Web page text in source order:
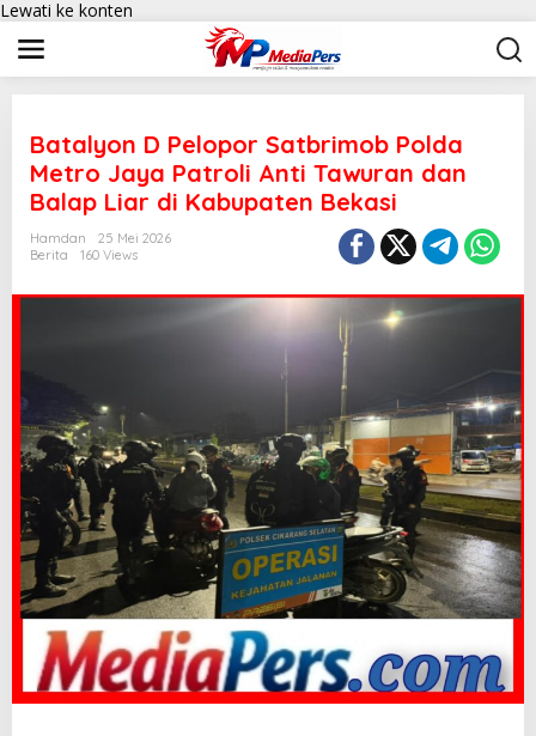
Lewati ke konten
Batalyon D Pelopor Satbrimob Polda
Metro Jaya Patroli Anti Tawuran dan
Balap Liar di Kabupaten Bekasi
Hamdan
25 Mei 2026
Berita
160 Views